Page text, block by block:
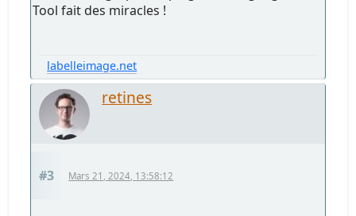
Tool fait des miracles !
labelleimage.net
retines
#3 Mars 21, 2024, 13:58:12